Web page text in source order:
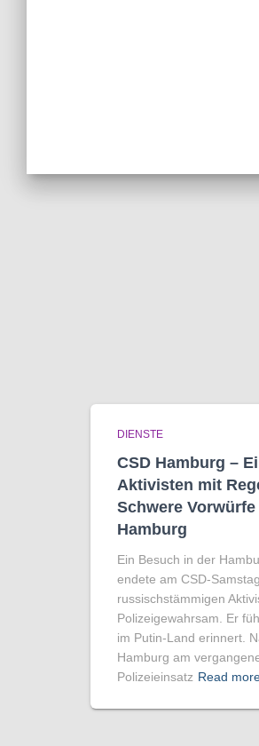
DIENSTE
CSD Hamburg –
Aktivisten mit
Schwere
Hamburg
Ein Besuch in der
endete am CSD-
russischstämmigen
Polizeigewahrsam. Er
im Putin-Land erinnert.
Hamburg am
Polizeieinsatz Read